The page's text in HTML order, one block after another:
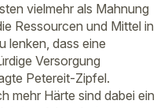
vielmehr als Mahnung
Ressourcen und Mittel in
lenken, dass eine
Versorgung
Petereit-Zipfel.
mehr Härte sind dabei ein